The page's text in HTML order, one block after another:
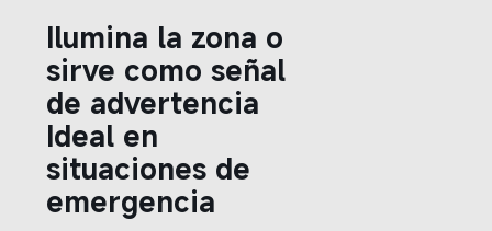
Ilumina la zona o
sirve como señal
de advertencia
Ideal en
situaciones de
emergencia